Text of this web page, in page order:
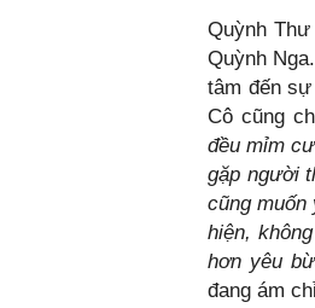
Quỳnh
Quỳnh
tâm đến
Cô cũng
đều mỉm
gặp người
cũng
hiện,
hơn yêu
đang ám